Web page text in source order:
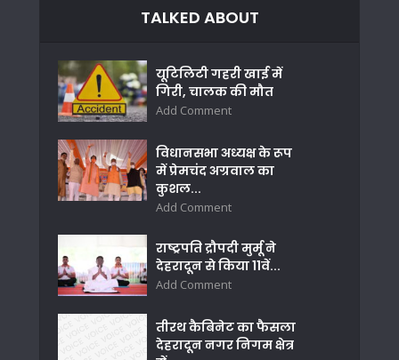
TALKED ABOUT
यूटिलिटी गहरी खाई में
गिरी, चालक की मौत
Add Comment
विधानसभा अध्यक्ष के रूप
में प्रेमचंद अग्रवाल का
कुशल...
Add Comment
राष्ट्रपति द्रौपदी मुर्मू ने
देहरादून से किया 11वें...
Add Comment
तीरथ कैबिनेट का फैसला
देहरादून नगर निगम क्षेत्र